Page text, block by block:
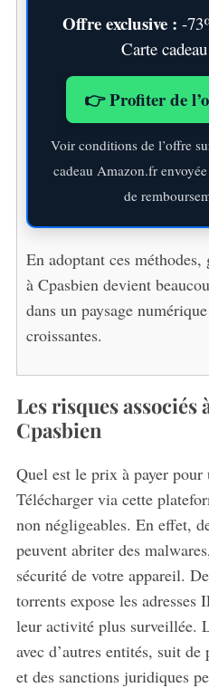
Offre exclusive : -
Carte
👉 Profiter de
Voir conditions de l’offre
cadeau Amazon.fr
de
En adoptant ces
à Cpasbien devient
dans un paysage
croissantes.
Les risques
Cpasbien
Quel est le prix à payer pour
Télécharger via cette
non négligeables. En effet,
peuvent abriter des
sécurité de votre appareil.
torrents expose les adresses
leur activité plus surveillée.
avec d’autres entités, suit
et des sanctions juridiques